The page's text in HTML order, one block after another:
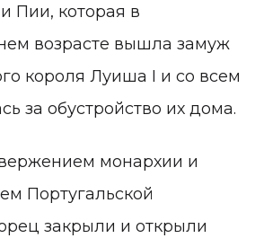
Пии, которая в
возрасте вышла замуж
короля Луиша I и со всем
за обустройство их дома.
монархии и
Португальской
закрыли и открыли